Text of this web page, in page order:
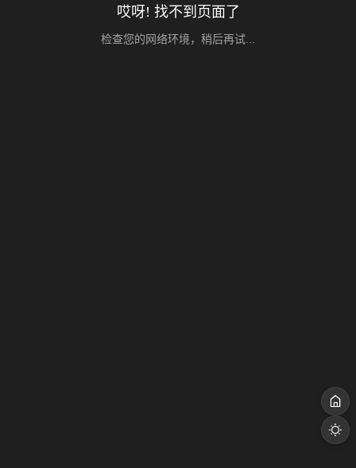
哎呀! 找不到页面了
检查您的网络环境，稍后再试...